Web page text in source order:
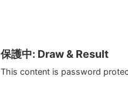
保護中: Draw & Result
This content is password